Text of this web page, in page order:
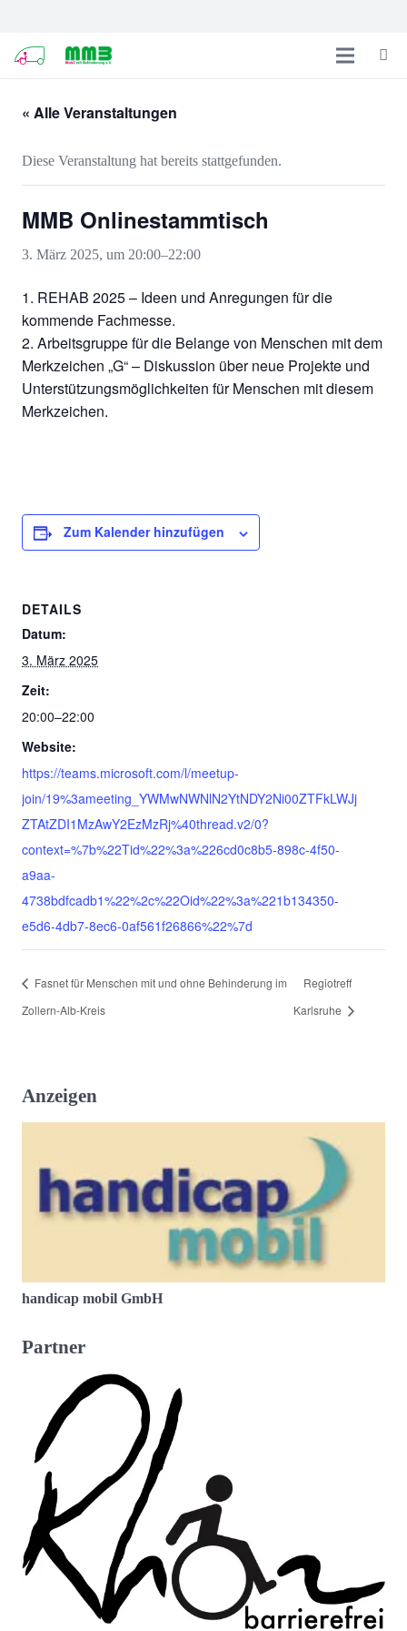
« Alle Veranstaltungen
Diese Veranstaltung hat bereits stattgefunden.
MMB Onlinestammtisch
3. März 2025, um 20:00–22:00
1. REHAB 2025 – Ideen und Anregungen für die
kommende Fachmesse.
2. Arbeitsgruppe für die Belange von Menschen mit dem
Merkzeichen „G“ – Diskussion über neue Projekte und
Unterstützungsmöglichkeiten für Menschen mit diesem
Merkzeichen.
Zum Kalender hinzufügen
DETAILS
Datum:
3. März 2025
Zeit:
20:00–22:00
Website:
https://teams.microsoft.com/l/meetup-
join/19%3ameeting_YWMwNWNlN2YtNDY2Ni00ZTFkLWJj
ZTAtZDI1MzAwY2EzMzRj%40thread.v2/0?
context=%7b%22Tid%22%3a%226cd0c8b5-898c-4f50-
a9aa-
4738bdfcadb1%22%2c%22Oid%22%3a%221b134350-
e5d6-4db7-8ec6-0af561f26866%22%7d
Fasnet für Menschen mit und ohne Behinderung im
Zollern-Alb-Kreis
Regiotreff
Karlsruhe
Anzeigen
handicap mobil GmbH
Partner